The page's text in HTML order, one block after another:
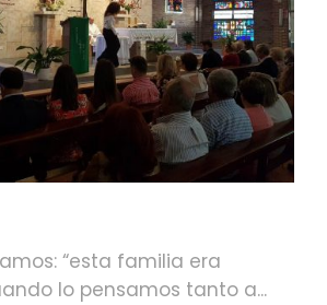
“esta familia era
lo pensamos tanto a...